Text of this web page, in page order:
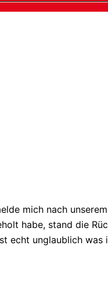
mich nach
habe, stand die
echt unglaublich was